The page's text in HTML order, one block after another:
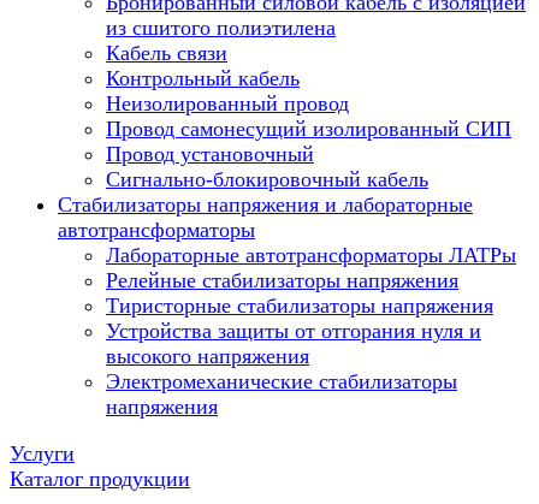
из сшитого полиэтилена
Кабель связи
Контрольный кабель
Неизолированный провод
Провод самонесущий изолированный СИП
Провод установочный
Сигнально-блокировочный кабель
Стабилизаторы напряжения и лабораторные
автотрансформаторы
Лабораторные автотрансформаторы ЛАТРы
Релейные стабилизаторы напряжения
Тиристорные стабилизаторы напряжения
Устройства защиты от отгорания нуля и
высокого напряжения
Электромеханические стабилизаторы
напряжения
Услуги
Каталог продукции